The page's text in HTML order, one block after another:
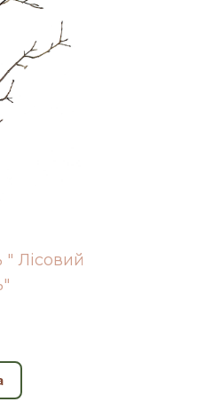
Лісовий